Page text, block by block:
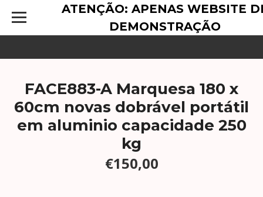
ATENÇÃO: APENAS WEBSITE
DEMONSTRAÇÃO
FACE883-A Marquesa 180 x
60cm novas dobrável portátil
em aluminio capacidade 250
kg
€150,00